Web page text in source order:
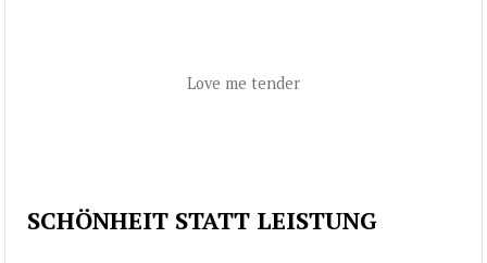
Love me tender
SCHÖNHEIT STATT LEISTUNG